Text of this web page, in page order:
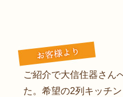
ご紹介で大信住器さん
た。希望の2列キッチ